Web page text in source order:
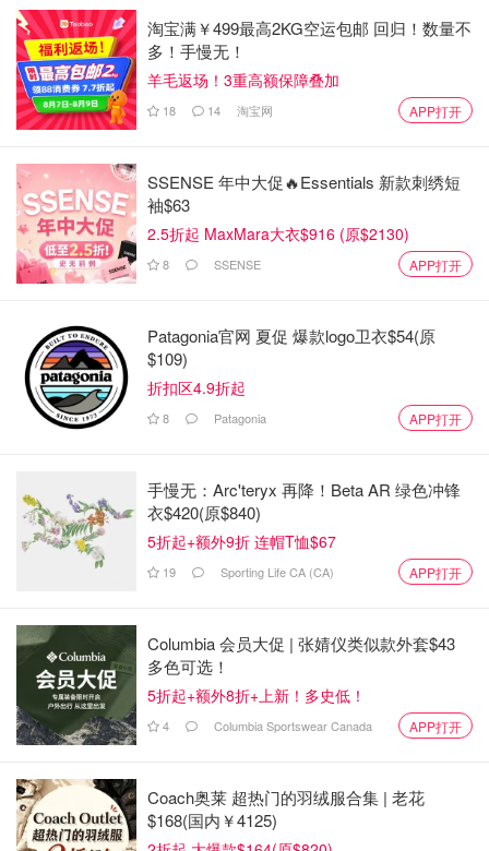
淘宝满￥499最高2KG空运包邮 回归！数量不
多！手慢无！
羊毛返场！3重高额保障叠加
18 14 淘宝网 APP打开
SSENSE 年中大促🔥Essentials 新款刺绣短
袖$63
2.5折起 MaxMara大衣$916 (原$2130)
8 SSENSE APP打开
Patagonia官网 夏促 爆款logo卫衣$54(原
$109)
折扣区4.9折起
8 Patagonia APP打开
手慢无：Arc'teryx 再降！Beta AR 绿色冲锋
衣$420(原$840)
5折起+额外9折 连帽T恤$67
19 Sporting Life CA (CA) APP打开
Columbia 会员大促 | 张婧仪类似款外套$43
多色可选！
5折起+额外8折+上新！多史低！
4 Columbia Sportswear Canada APP打开
Coach奥莱 超热门的羽绒服合集 | 老花
$168(国内￥4125)